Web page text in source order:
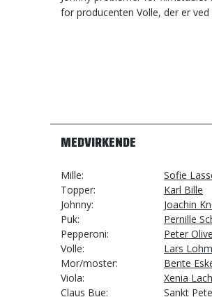
for producenten Volle, der er
MEDVIRKENDE
Mille
Sofie
Topper
Karl Bille
Johnny
Joachin
Puk
Pernille
Pepperoni
Peter
Volle
Lars
Mor/moster
Bente
Viola
Xenia
Claus Bue
Sankt